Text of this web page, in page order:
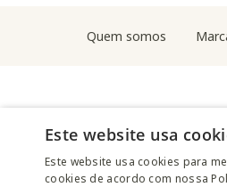
Quem somos
Este website usa
Este website usa cookies para
cookies de acordo com nossa